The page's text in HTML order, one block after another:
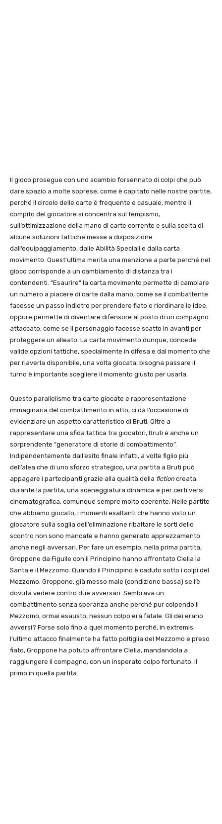
Il gioco prosegue con uno scambio forsennato di colpi che può
dare spazio a molte soprese, come è capitato nelle nostre partite,
perché il circolo delle carte è frequente e casuale, mentre il
compito del giocatore si concentra sul tempismo,
sull’ottimizzazione della mano di carte corrente e sulla scelta di
alcune soluzioni tattiche messe a disposizione
dall’equipaggiamento, dalle Abilità Speciali e dalla carta
movimento. Quest’ultima merita una menzione a parte perché nel
gioco corrisponde a un cambiamento di distanza tra i
contendenti. “Esaurire” la carta movimento permette di cambiare
un numero a piacere di carte dalla mano, come se il combattente
facesse un passo indietro per prendere fiato e riordinare le idee,
oppure permette di diventare difensore al posto di un compagno
attaccato, come se il personaggio facesse scatto in avanti per
proteggere un alleato. La carta movimento dunque, concede
valide opzioni tattiche, specialmente in difesa e dal momento che
per riaverla disponibile, una volta giocata, bisogna passare il
turno è importante scegliere il momento giusto per usarla.
Questo parallelismo tra carte giocate e rappresentazione
immaginaria del combattimento in atto, ci dà l’occasione di
evidenziare un aspetto caratteristico di Bruti. Oltre a
rappresentare una sfida tattica tra giocatori, Bruti è anche un
sorprendente “generatore di storie di combattimento”.
Indipendentemente dall’esito finale infatti, a volte figlio più
dell’alea che di uno sforzo strategico, una partita a Bruti può
appagare i partecipanti grazie alla qualità della fiction creata
durante la partita, una sceneggiatura dinamica e per certi versi
cinematografica, comunque sempre molto coerente. Nelle partite
che abbiamo giocato, i momenti esaltanti che hanno visto un
giocatore sulla soglia dell’eliminazione ribaltare le sorti dello
scontro non sono mancate e hanno generato apprezzamento
anche negli avversari. Per fare un esempio, nella prima partita,
Groppone da Figulle con il Principino hanno affrontato Clelia la
Santa e il Mezzomo. Quando il Principino è caduto sotto i colpi del
Mezzomo, Groppone, già messo male (condizione bassa) se l’è
dovuta vedere contro due avversari. Sembrava un
combattimento senza speranza anche perché pur colpendo il
Mezzomo, ormai esausto, nessun colpo era fatale. Gli dei erano
avversi? Forse solo fino a quel momento perché, in extremis,
l’ultimo attacco finalmente ha fatto poltiglia del Mezzomo e preso
fiato, Groppone ha potuto affrontare Clelia, mandandola a
raggiungere il compagno, con un insperato colpo fortunato, il
primo in quella partita.